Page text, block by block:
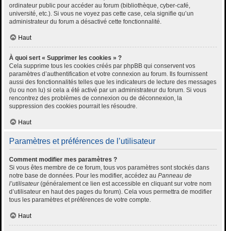
ordinateur public pour accéder au forum (bibliothèque, cyber-café,
université, etc.). Si vous ne voyez pas cette case, cela signifie qu’un
administrateur du forum a désactivé cette fonctionnalité.
Haut
À quoi sert « Supprimer les cookies » ?
Cela supprime tous les cookies créés par phpBB qui conservent vos
paramètres d’authentification et votre connexion au forum. Ils fournissent
aussi des fonctionnalités telles que les indicateurs de lecture des messages
(lu ou non lu) si cela a été activé par un administrateur du forum. Si vous
rencontrez des problèmes de connexion ou de déconnexion, la
suppression des cookies pourrait les résoudre.
Haut
Paramètres et préférences de l’utilisateur
Comment modifier mes paramètres ?
Si vous êtes membre de ce forum, tous vos paramètres sont stockés dans
notre base de données. Pour les modifier, accédez au Panneau de
l’utilisateur(généralement ce lien est accessible en cliquant sur votre nom
d’utilisateur en haut des pages du forum). Cela vous permettra de modifier
tous les paramètres et préférences de votre compte.
Haut